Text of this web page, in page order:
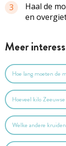
3
Haal de
en
Meer
Hoe lang moeten de
Hoeveel kilo
Welke andere